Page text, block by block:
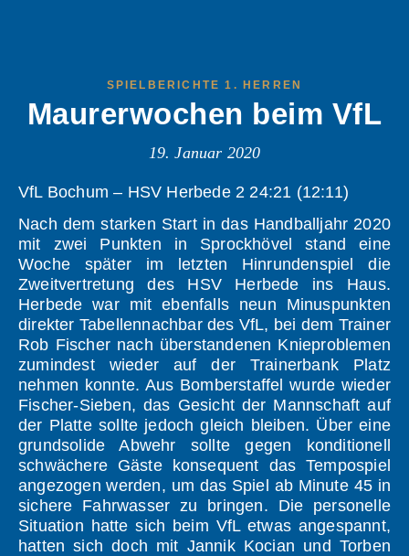
SPIELBERICHTE 1. HERREN
Maurerwochen beim VfL
19. Januar 2020
VfL Bochum – HSV Herbede 2 24:21 (12:11)
Nach dem starken Start in das Handballjahr 2020
mit zwei Punkten in Sprockhövel stand eine
Woche später im letzten Hinrundenspiel die
Zweitvertretung des HSV Herbede ins Haus.
Herbede war mit ebenfalls neun Minuspunkten
direkter Tabellennachbar des VfL, bei dem Trainer
Rob Fischer nach überstandenen Knieproblemen
zumindest wieder auf der Trainerbank Platz
nehmen konnte. Aus Bomberstaffel wurde wieder
Fischer-Sieben, das Gesicht der Mannschaft auf
der Platte sollte jedoch gleich bleiben. Über eine
grundsolide Abwehr sollte gegen konditionell
schwächere Gäste konsequent das Tempospiel
angezogen werden, um das Spiel ab Minute 45 in
sichere Fahrwasser zu bringen. Die personelle
Situation hatte sich beim VfL etwas angespannt,
hatten sich doch mit Jannik Kocian und Torben